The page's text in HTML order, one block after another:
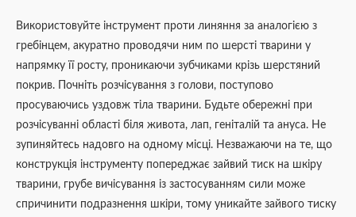
Використовуйте інструмент проти линяння за аналогією з
гребінцем, акуратно проводячи ним по шерсті тварини у
напрямку її росту, проникаючи зубчиками крізь шерстяний
покрив. Почніть розчісування з голови, поступово
просуваючись уздовж тіла тварини. Будьте обережні при
розчісуванні області біля живота, лап, геніталій та ануса. Не
зупиняйтесь надовго на одному місці. Незважаючи на те, що
конструкція інструменту попереджає зайвий тиск на шкіру
тварини, грубе вичісування із застосуванням сили може
спричинити подразнення шкіри, тому уникайте зайвого тиску